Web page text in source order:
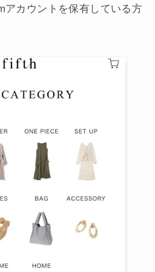
アカウントを保有している方